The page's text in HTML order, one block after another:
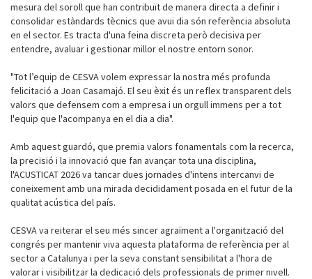
mesura del soroll que han contribuït de manera directa a definir i
consolidar estàndards tècnics que avui dia són referència absoluta
en el sector. Es tracta d'una feina discreta però decisiva per
entendre, avaluar i gestionar millor el nostre entorn sonor.
"Tot l’equip de CESVA volem expressar la nostra més profunda
felicitació a Joan Casamajó. El seu èxit és un reflex transparent dels
valors que defensem com a empresa i un orgull immens per a tot
l'equip que l'acompanya en el dia a dia".
Amb aquest guardó, que premia valors fonamentals com la recerca,
la precisió i la innovació que fan avançar tota una disciplina,
l'ACUSTICAT 2026 va tancar dues jornades d'intens intercanvi de
coneixement amb una mirada decididament posada en el futur de la
qualitat acústica del país.
CESVA va reiterar el seu més sincer agraïment a l'organització del
congrés per mantenir viva aquesta plataforma de referència per al
sector a Catalunya i per la seva constant sensibilitat a l'hora de
valorar i visibilitzar la dedicació dels professionals de primer nivell.